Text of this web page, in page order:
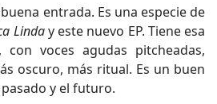
entrada. Es una especie de
Linday este nuevo EP. Tiene esa
voces agudas pitcheadas,
oscuro, más ritual. Es un buen
y el futuro.